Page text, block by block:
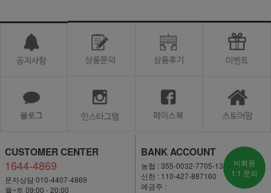
CUSTOMER CENTER
1644-4869
문자상담 010-4407-4869
월~토 09:00 - 20:00
BANK ACCOUNT
농협 : 355-0032-7705-13
신한 : 110-427-887160
예금주 :
비회원
1:1 문의